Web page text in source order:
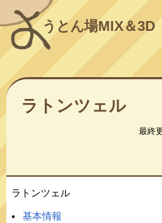
うとん場MIX＆3D
ラトンツェル
最終
ラトンツェル
基本情報